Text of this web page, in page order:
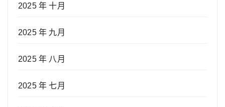
2025 年 十月
2025 年 九月
2025 年 八月
2025 年 七月